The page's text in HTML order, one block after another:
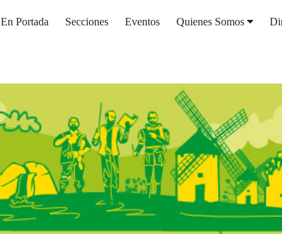
En Portada Secciones Eventos Quienes Somos